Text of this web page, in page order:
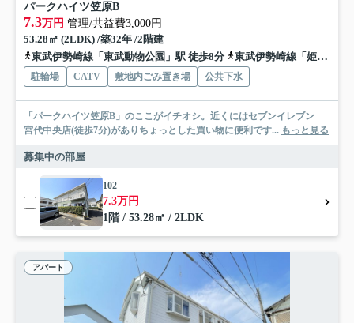
パークハイツ笠原B
7.3万円 管理/共益費3,000円
53.28㎡ (2LDK) /築32年 /2階建
東武伊勢崎線「東武動物公園」駅 徒歩8分
東武伊勢崎線「姫宮」駅 徒歩34分
駐輪場 CATV 敷地内ごみ置き場 公共下水
「パークハイツ笠原B」のここがイチオシ。近くにはセブンイレブン
宮代中央店(徒歩7分)がありちょっとした買い物に便利です... もっと見る
募集中の部屋
102
7.3万円
1階 / 53.28㎡ / 2LDK
アパート